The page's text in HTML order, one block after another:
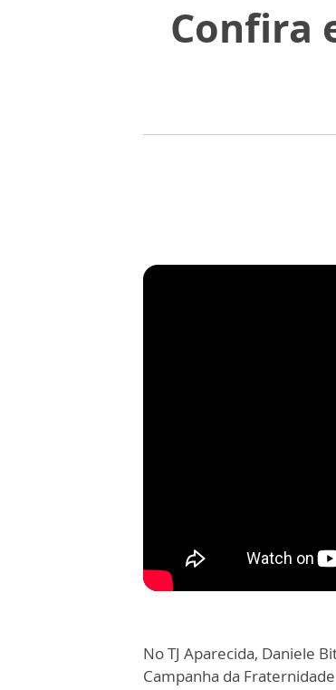
Confira
No TJ Aparecida, Daniele
Campanha da